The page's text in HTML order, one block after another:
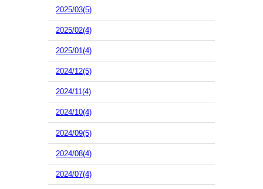
2025/03(5)
2025/02(4)
2025/01(4)
2024/12(5)
2024/11(4)
2024/10(4)
2024/09(5)
2024/08(4)
2024/07(4)